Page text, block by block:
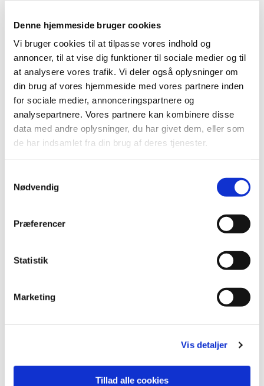
Denne hjemmeside bruger cookies
Vi bruger cookies til at tilpasse vores indhold og
annoncer, til at vise dig funktioner til sociale medier og til
at analysere vores trafik. Vi deler også oplysninger om
din brug af vores hjemmeside med vores partnere inden
for sociale medier, annonceringspartnere og
analysepartnere. Vores partnere kan kombinere disse
data med andre oplysninger, du har givet dem, eller som
de har indsamlet fra din brug af deres tjenester.
Nødvendig
Præferencer
Statistik
Marketing
Vis detaljer
Tillad alle cookies
Øvrige valgte medlemmer:
Anne-Marie Hjortholm (næstformand)
Lene Fjeldsted Bertelsen
Knud Erik Lynge
Marlene Hansen
Udvalg under meninghedsrådet:
Gitte Hvidegaard Larsen FM
Peter Rygaard Lassen
Sekretær: René Semberlund Jensen